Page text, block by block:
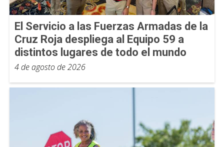
El Servicio a las Fuerzas Armadas de la
Cruz Roja despliega al Equipo 59 a
distintos lugares de todo el mundo
4 de agosto de 2026